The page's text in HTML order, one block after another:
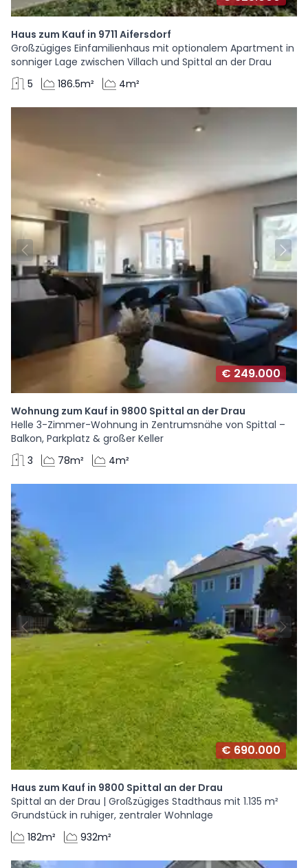
Haus zum Kauf in 9711 Aifersdorf
Großzügiges Einfamilienhaus mit optionalem Apartment in
sonniger Lage zwischen Villach und Spittal an der Drau
5
186.5m² 4m²
€ 249.000
Wohnung zum Kauf in 9800 Spittal an der Drau
Helle 3-Zimmer-Wohnung in Zentrumsnähe von Spittal –
Balkon, Parkplatz & großer Keller
3
78m² 4m²
€ 690.000
Haus zum Kauf in 9800 Spittal an der Drau
Spittal an der Drau | Großzügiges Stadthaus mit 1.135 m²
Grundstück in ruhiger, zentraler Wohnlage
182m²
932m²